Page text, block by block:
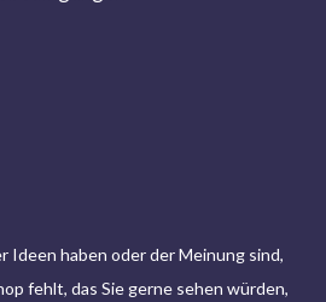
Ideen haben oder der Meinung sind,
fehlt, das Sie gerne sehen würden,